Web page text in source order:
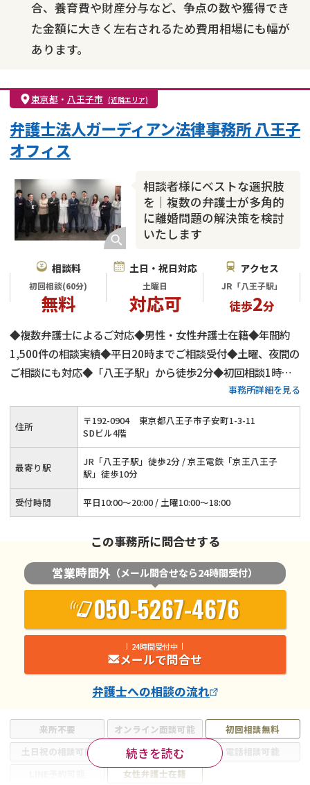
合、養育費や財産分与など、争点の数や獲得でき
た金額に大きく左右されるため費用相場にも幅が
あります。
東京都 ・ 八王子市 (近隣エリア)
相談者様にベストな選択肢
を｜複数の弁護士が多角的
に離婚問題の解決策を検討
いたします
弁護士法人ガーディアン法律事務所 八王子
オフィス
相談料
初回相談(60分)
無料
土日・祝日対応
土曜日
対応可
アクセス
JR「八王子駅」
徒歩2分
◆複数弁護士によるご対応◆男性・女性弁護士在籍◆年間約
1,500件の相談実績◆平日20時までご相談受付◆土曜、夜間の
ご相談にも対応◆「八王子駅」から徒歩2分◆初回相談1時間
無料◆弁護士費用の分割払いにもご対応◆養育費・財産分与・
慰謝料請求をサポート◆代理交渉も承ります
事務所詳細を見る
来所不要 オンライン面談可能
初回相談無料
土日祝の相談可能
19時以降電話可能
電話相談可能
女性弁護士在籍
続きを読む
住所 〒192-0904
東京都八王子市子安町1-3-11
SDビル4階
最寄り駅
JR「八王子駅」徒歩2分 / 京王電鉄「京王八王子
駅」徒歩10分
受付時間 平日10:00～20:00 / 土曜10:00～18:00
この事務所に問合せする
営業時間外 （メール問合せなら24時間受付）
050-5267-4676
24時間受付中
メールで問合せ
弁護士への相談の流れ